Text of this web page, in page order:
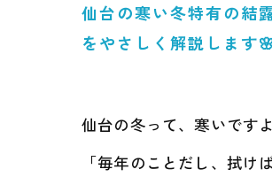
仙台の寒い冬特有の結
をやさしく解説します
仙台の冬って、寒いです
「毎年のことだし、拭け